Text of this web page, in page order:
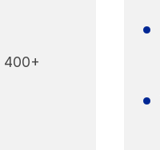
400+